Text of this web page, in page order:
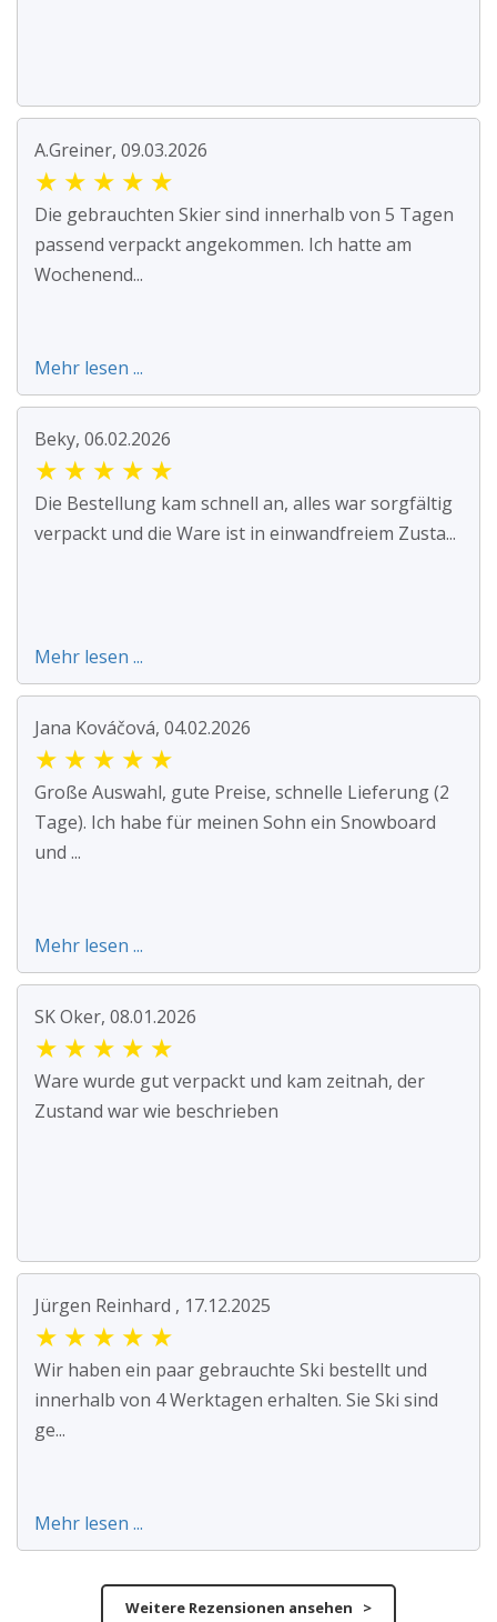
A.Greiner, 09.03.2026
★ ★ ★ ★ ★
Die gebrauchten Skier sind innerhalb von 5 Tagen
passend verpackt angekommen. Ich hatte am
Wochenend...
Mehr lesen ...
Beky, 06.02.2026
★ ★ ★ ★ ★
Die Bestellung kam schnell an, alles war sorgfältig
verpackt und die Ware ist in einwandfreiem Zusta...
Mehr lesen ...
Jana Kováčová, 04.02.2026
★ ★ ★ ★ ★
Große Auswahl, gute Preise, schnelle Lieferung (2
Tage). Ich habe für meinen Sohn ein Snowboard
und ...
Mehr lesen ...
SK Oker, 08.01.2026
★ ★ ★ ★ ★
Ware wurde gut verpackt und kam zeitnah, der
Zustand war wie beschrieben
Jürgen Reinhard , 17.12.2025
★ ★ ★ ★ ★
Wir haben ein paar gebrauchte Ski bestellt und
innerhalb von 4 Werktagen erhalten. Sie Ski sind
ge...
Mehr lesen ...
Weitere Rezensionen ansehen >